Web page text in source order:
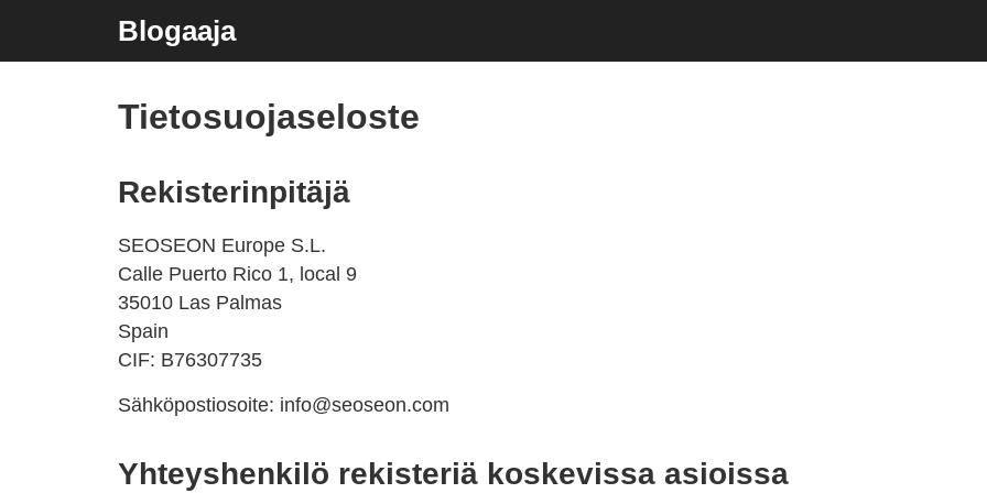
Blogaaja
Tietosuojaseloste
Rekisterinpitäjä
SEOSEON Europe S.L.
Calle Puerto Rico 1, local 9
35010 Las Palmas
Spain
CIF: B76307735
Sähköpostiosoite: info@seoseon.com
Yhteyshenkilö rekisteriä koskevissa asioissa